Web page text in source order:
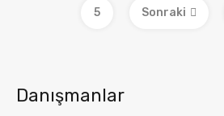
5 Sonraki
Danışmanlar